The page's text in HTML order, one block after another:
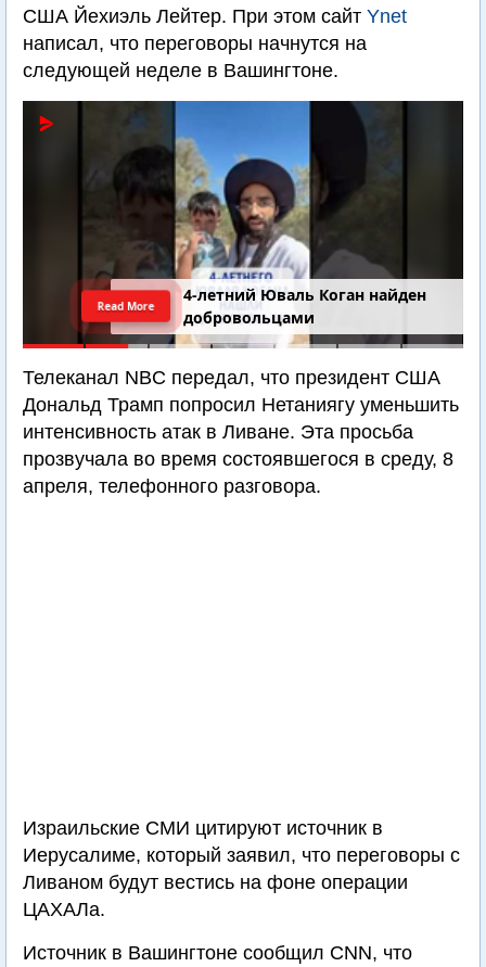
США Йехиэль Лейтер. При этом сайт Ynet
написал, что переговоры начнутся на
следующей неделе в Вашингтоне.
4-летний Юваль Коган найден
добровольцами
Read More
Телеканал NBC передал, что президент США
Дональд Трамп попросил Нетаниягу уменьшить
интенсивность атак в Ливане. Эта просьба
прозвучала во время состоявшегося в среду, 8
апреля, телефонного разговора.
Израильские СМИ цитируют источник в
Иерусалиме, который заявил, что переговоры с
Ливаном будут вестись на фоне операции
ЦАХАЛа.
Источник в Вашингтоне сообщил CNN, что